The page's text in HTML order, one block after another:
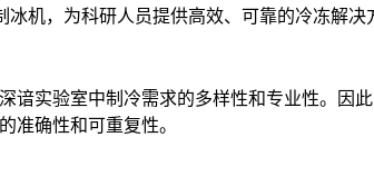
冰机，为科研人员提供高效、可靠的冷冻解决
实验室中制冷需求的多样性和专业性。因
准确性和可重复性。